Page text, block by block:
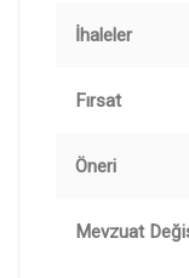
İhaleler
Fırsat
Öneri
Mevzuat